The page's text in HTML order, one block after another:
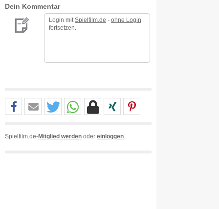
Dein Kommentar
Login mit Spielfilm.de - ohne Login
fortsetzen.
Spielfilm.de-Mitglied werden oder einloggen